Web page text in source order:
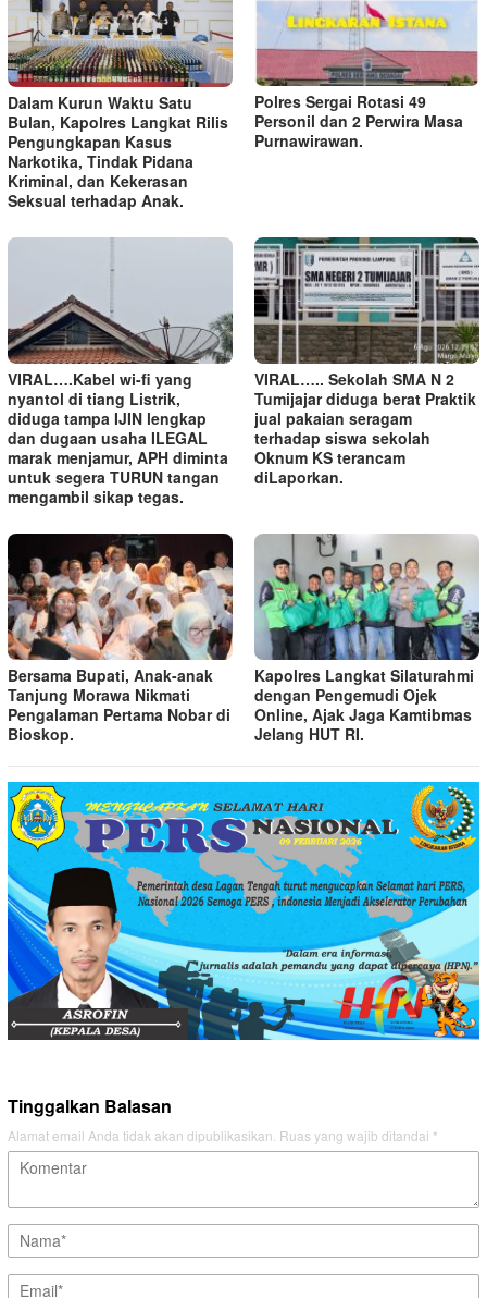
Dalam Kurun Waktu Satu
Bulan, Kapolres Langkat Rilis
Pengungkapan Kasus
Narkotika, Tindak Pidana
Kriminal, dan Kekerasan
Seksual terhadap Anak.
Polres Sergai Rotasi 49
Personil dan 2 Perwira Masa
Purnawirawan.
VIRAL….Kabel wi-fi yang
nyantol di tiang Listrik,
diduga tampa IJIN lengkap
dan dugaan usaha ILEGAL
marak menjamur, APH diminta
untuk segera TURUN tangan
mengambil sikap tegas.
VIRAL….. Sekolah SMA N 2
Tumijajar diduga berat Praktik
jual pakaian seragam
terhadap siswa sekolah
Oknum KS terancam
diLaporkan.
Bersama Bupati, Anak-anak
Tanjung Morawa Nikmati
Pengalaman Pertama Nobar di
Bioskop.
Kapolres Langkat Silaturahmi
dengan Pengemudi Ojek
Online, Ajak Jaga Kamtibmas
Jelang HUT RI.
Tinggalkan Balasan
Alamat email Anda tidak akan dipublikasikan. Ruas yang wajib ditandai *